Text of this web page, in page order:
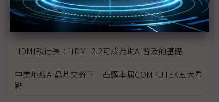
Synaptics副總裁：多元產品、自主IP助攻自家MCU
卡位邊緣AI
HDMI執行長：HDMI 2.2可成為助AI普及的基礎
中美地緣AI晶片交鋒下 凸顯本屆COMPUTEX五大看
點